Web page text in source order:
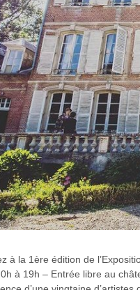
à la 1ère édition de
à 19h – Entrée libre au